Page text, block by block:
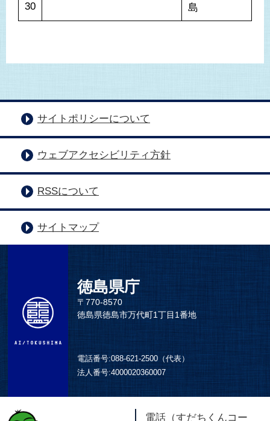
30
島
サイトポリシーについて
ウェブアクセシビリティ方針
RSSについて
サイトマップ
徳島県庁
〒770-8570
徳島県徳島市万代町1丁目1番地
電話番号:088-621-2500（代表）
法人番号:4000020360007
電話（すだちくんコー